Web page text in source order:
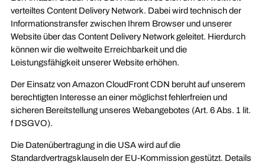
verteiltes Content Delivery Network. Dabei wird technisch der
Informationstransfer zwischen Ihrem Browser und unserer
Website über das Content Delivery Network geleitet. Hierdurch
können wir die weltweite Erreichbarkeit und die
Leistungsfähigkeit unserer Website erhöhen.
Der Einsatz von Amazon CloudFront CDN beruht auf unserem
berechtigten Interesse an einer möglichst fehlerfreien und
sicheren Bereitstellung unseres Webangebotes (Art. 6 Abs. 1 lit.
f DSGVO).
Die Datenübertragung in die USA wird auf die
Standardvertragsklauseln der EU-Kommission gestützt. Details